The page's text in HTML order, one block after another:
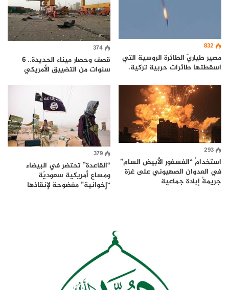
832
مصير طياريّ الطائرة الروسية التي
اسقطتها طائرات حربية تركية.
374
قصف وحصار ميناء الحديدة.. 6
سنوات من التضييق الأمريكي
293
استخدامُ “الفسفور الأبيض السام”
في العدوان الصهيوني على غزة
جريمةُ إبادة جماعية
379
“القاعدة” تحتضر في البيضاء
ومساع أمريكية سعوديّة
“إخوانية” مفضوحة لإنقاذها